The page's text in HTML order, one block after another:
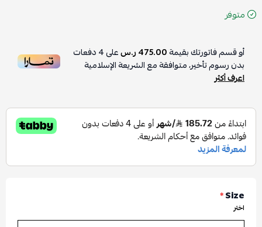
متوفر
أو قسم فاتورتك بقيمة475.00 ر.س على4دفعات
بدون رسوم تأخير، متوافقة مع الشريعة الإسلامية
اعرف أكثر
Size
*
اختر